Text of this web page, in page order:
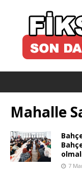
Mahalle
7